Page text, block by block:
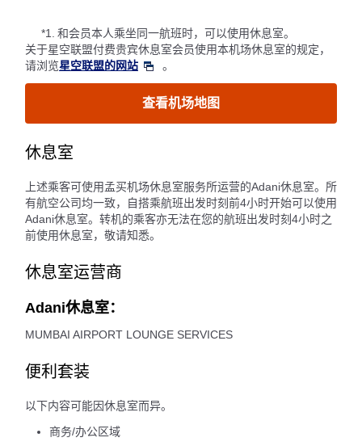
*1.
和会员本人乘坐同一航班时，可以使用休息室。
关于星空联盟付费贵宾休息室会员使用本机场休息室的规定，
请浏览星空联盟的网站 。
查看机场地图
休息室
上述乘客可使用孟买机场休息室服务所运营的Adani休息室。所
有航空公司均一致，自搭乘航班出发时刻前4小时开始可以使用
Adani休息室。转机的乘客亦无法在您的航班出发时刻4小时之
前使用休息室，敬请知悉。
休息室运营商
Adani休息室：
MUMBAI AIRPORT LOUNGE SERVICES
便利套装
以下内容可能因休息室而异。
商务/办公区域